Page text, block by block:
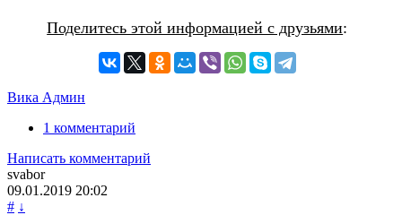
Поделитесь этой информацией с друзьями:
Вика Админ
1 комментарий
Написать комментарий
svabor
09.01.2019 20:02
# ↓